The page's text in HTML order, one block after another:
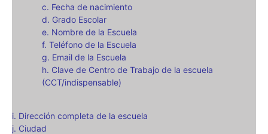
c. Fecha de nacimiento
d. Grado Escolar
e. Nombre de la Escuela
f. Teléfono de la Escuela
g. Email de la Escuela
h. Clave de Centro de Trabajo de la escuela
(CCT/indispensable)
i. Dirección completa de la escuela
j. Ciudad